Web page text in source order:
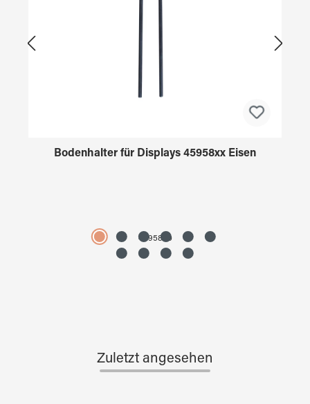
Bodenhalter für Displays 45958xx Eisen
4595890
Zuletzt angesehen